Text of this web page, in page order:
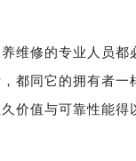
维修的专业人员
都同它的拥有者
价值与可靠性能得